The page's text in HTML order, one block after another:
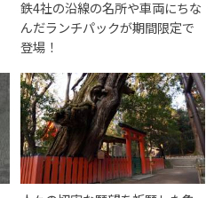
鉄4社の沿線の名所や車両にちな
んだランチパックが期間限定で
登場！